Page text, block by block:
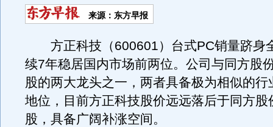
来源：东方早报
方正科技（600601）台式PC销量跻身
续7年稳居国内市场前两位。公司与同方股
股的两大龙头之一，两者具备极为相似的行
地位，目前方正科技股价远远落后于同方股
股，具备广阔补涨空间。